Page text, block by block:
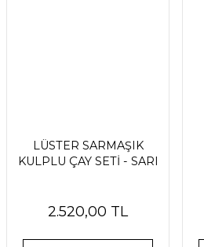
LÜSTER SARMAŞIK
KULPLU ÇAY SETİ - SARI
2.520,00 TL